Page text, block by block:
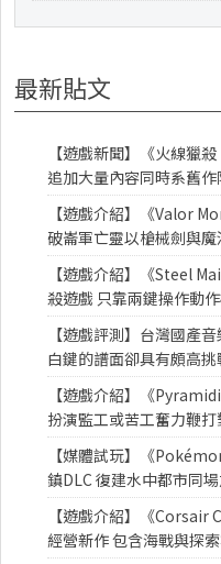
最新貼文
【遊戲新聞】《火線獵
追加大量內容同時系舊
【遊戲介紹】《Valor
破崙軍亡靈以槍械劍與
【遊戲介紹】《Steel
殺遊戲 只靠兩鍵操作動
【遊戲評測】台灣國產
白鍵的譜面卻具有頗高挑
【遊戲介紹】《
扮演監工或苦工奮力鞭
【媒體試玩】《
鎮DLC 復建水中都市同
【遊戲介紹】《Corsair
經營新作 包含海戰與探